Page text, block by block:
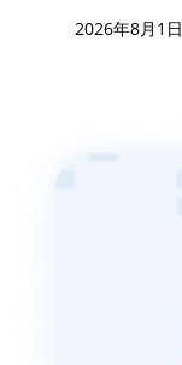
2026年8月1日